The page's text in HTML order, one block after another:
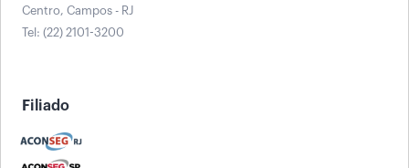
Centro, Campos - RJ
Tel: (22) 2101-3200
Filiado